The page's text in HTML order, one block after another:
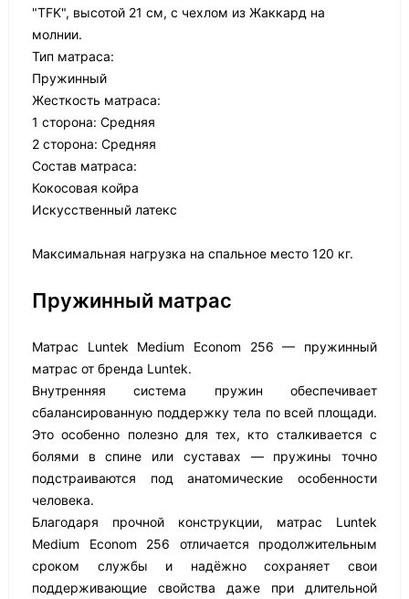
"TFK", высотой 21 см, с чехлом из Жаккард на
молнии.
Тип матраса:
Пружинный
Жесткость матраса:
1 сторона: Средняя
2 сторона: Средняя
Состав матраса:
Кокосовая койра
Искусственный латекс
Максимальная нагрузка на спальное место 120 кг.
Пружинный матрас
Матрас Luntek Medium Econom 256 — пружинный
матрас от бренда Luntek.
Внутренняя система пружин обеспечивает
сбалансированную поддержку тела по всей площади.
Это особенно полезно для тех, кто сталкивается с
болями в спине или суставах — пружины точно
подстраиваются под анатомические особенности
человека.
Благодаря прочной конструкции, матрас Luntek
Medium Econom 256 отличается продолжительным
сроком службы и надёжно сохраняет свои
поддерживающие свойства даже при длительной